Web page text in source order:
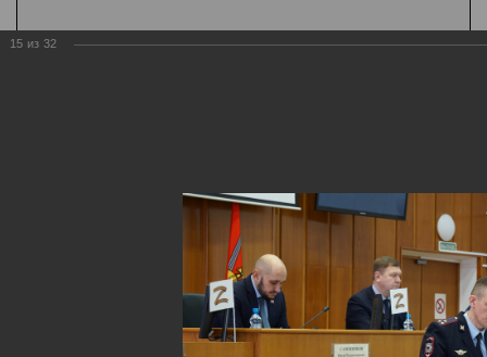
Государственная
организация
15 из 32